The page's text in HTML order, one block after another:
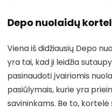
Depo nuolaidų
Viena iš didžiausių Depo
yra tai, kad ji leidžia
pasinaudoti įvairiomis
pasiūlymais, kurie yra
savininkams. Be to,